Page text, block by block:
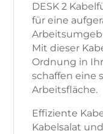
DESK 2
für eine
Mit dieser
Ordnung in
schaffen eine
Arbeitsfläche.
Effiziente
Kabelsalat